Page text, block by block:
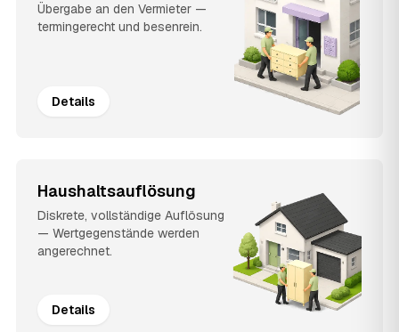
Übergabe an den Vermieter —
termingerecht und besenrein.
Details
Haushaltsauflösung
Diskrete, vollständige Auflösung
— Wertgegenstände werden
angerechnet.
Details